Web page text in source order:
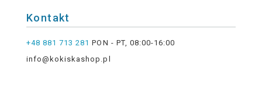
Kontakt
+48 881 713 281 PON - PT, 08:00-16:00
info@kokiskashop.pl